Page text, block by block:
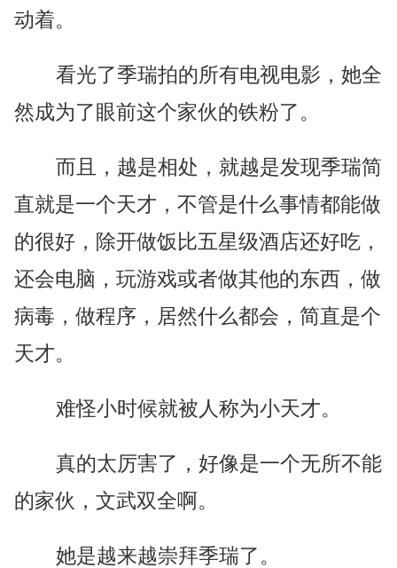
动着。
看光了季瑞拍的所有电视电影，她全
然成为了眼前这个家伙的铁粉了。
而且，越是相处，就越是发现季瑞简
直就是一个天才，不管是什么事情都能做
的很好，除开做饭比五星级酒店还好吃，
还会电脑，玩游戏或者做其他的东西，做
病毒，做程序，居然什么都会，简直是个
天才。
难怪小时候就被人称为小天才。
真的太厉害了，好像是一个无所不能
的家伙，文武双全啊。
她是越来越崇拜季瑞了。